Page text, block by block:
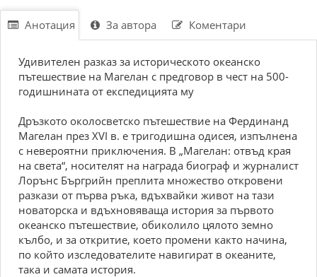
Анотация За автора Коментари
Удивителен разказ за историческото океанско
пътешествие на Магелан с предговор в чест на 500-
годишнината от експедицията му
Дръзкото околосветско пътешествие на Фердинанд
Магелан през XVI в. е тригодишна одисея, изпълнена
с невероятни приключения. В „Магелан: отвъд края
на света“, носителят на награда биограф и журналист
Лорънс Бъргрийн преплита множество откровени
разкази от първа ръка, вдъхвайки живот на тази
новаторска и вдъхновяваща история за първото
океанско пътешествие, обиколило цялото земно
кълбо, и за откритие, което промени както начина,
по който изследователите навигират в океаните,
така и самата история.